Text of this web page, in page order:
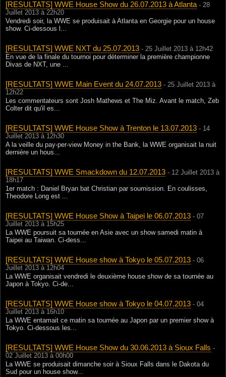
[RESULTATS] WWE House Show du 26.07.2013 à Atlanta - 28
Juillet 2013 à 22h20
Vendredi soir, la WWE se produisait à Atlanta en Georgie pour un house
show. Ci-dessous l...
[RESULTATS] WWE NXT du 25.07.2013 - 25 Juillet 2013 à 12h42
En vue de la finale du tournoi pour déterminer la première championne
Divas de NXT, une ...
[RESULTATS] WWE Main Event du 24.07.2013 - 25 Juillet 2013 à
12h22
Les commentateurs sont Josh Mathews et The Miz. Avant le match, Zeb
Colter dit qu'il es...
[RESULTATS] WWE House Show à Trenton le 13.07.2013 - 14
Juillet 2013 à 12h30
A la veille du pay-per-view Money in the Bank, la WWE organisait la nuit
dernière un hous...
[RESULTATS] WWE Smackdown du 12.07.2013 - 12 Juillet 2013 à
18h17
1er match : Daniel Bryan bat Christian par soumission. En coulisses,
Theodore Long est ...
[RESULTATS] WWE House Show à Taipei le 06.07.2013 - 07
Juillet 2013 à 15h25
La WWE poursuit sa tournée en Asie avec un show samedi matin à
Taipei au Taiwan. Ci-dess...
[RESULTATS] WWE House show à Tokyo le 05.07.2013 - 06
Juillet 2013 à 12h04
La WWE organisait vendredi le deuxième house show de sa tournée au
Japon à Tokyo. Ci-de...
[RESULTATS] WWE House show à Tokyo le 04.07.2013 - 04
Juillet 2013 à 16h10
La WWE entamait ce matin sa tournée au Japon par un premier show à
Tokyo. Ci-dessous les...
[RESULTATS] WWE House Show du 30.06.2013 à Sioux Falls -
02 Juillet 2013 à 00h00
La WWE se produisait dimanche soir à Sioux Falls dans le Dakota du
Sud pour un house show...